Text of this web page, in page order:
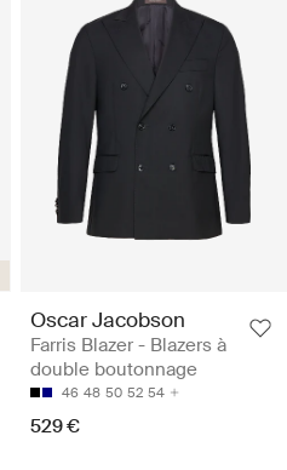
Oscar Jacobson
Farris Blazer - Blazers à
double boutonnage
46 48 50 52 54
529 €